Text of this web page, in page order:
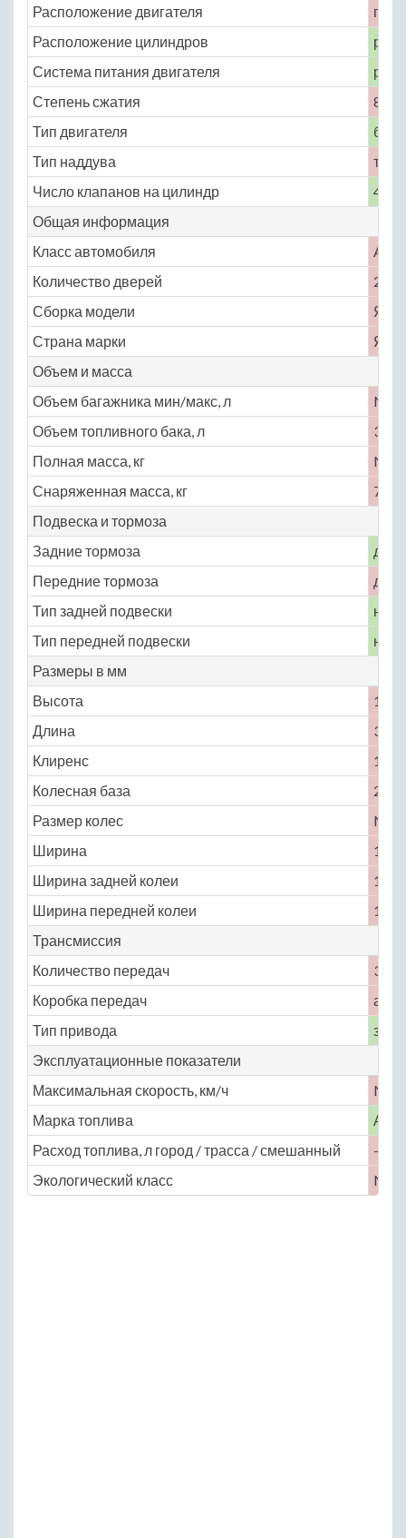
Расположение двигателя
Расположение цилиндров
Система питания двигателя
Степень сжатия
8.4
Тип двигателя
Тип наддува
Число клапанов на цилиндр
4
Общая информация
Класс автомобиля
A
Количество дверей
2
Сборка модели
Страна марки
Объем и масса
Объем багажника мин/макс, л
No
Объем топливного бака, л
30
Полная масса, кг
No
Снаряженная масса, кг
700
Подвеска и тормоза
Задние тормоза
Передние тормоза
Тип задней подвески
Тип передней подвески
Размеры в мм
Высота
1005
Длина
3295
Клиренс
135
Колесная база
2060
Размер колес
No
Ширина
1395
Ширина задней колеи
1210
Ширина передней колеи
1210
Трансмиссия
Количество передач
3
Коробка передач
Тип привода
Эксплуатационные показатели
Максимальная скорость, км/ч
No
Марка топлива
АИ-
Расход топлива, л город / трасса / смешанный
— /
Экологический класс
No